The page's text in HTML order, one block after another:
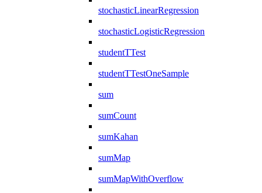
stochasticLinearRegression
stochasticLogisticRegression
studentTTest
studentTTestOneSample
sum
sumCount
sumKahan
sumMap
sumMapWithOverflow